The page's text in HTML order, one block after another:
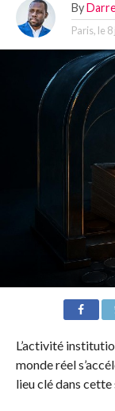
By
Paris, le
L’activité
monde réel
lieu clé dans